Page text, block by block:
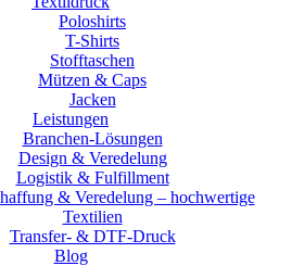
Poloshirts
T-Shirts
Stofftaschen
Mützen & Caps
Jacken
Leistungen
Branchen-Lösungen
Design & Veredelung
Logistik & Fulfillment
& Veredelung – hochwertige
Textilien
Transfer- & DTF-Druck
Blog